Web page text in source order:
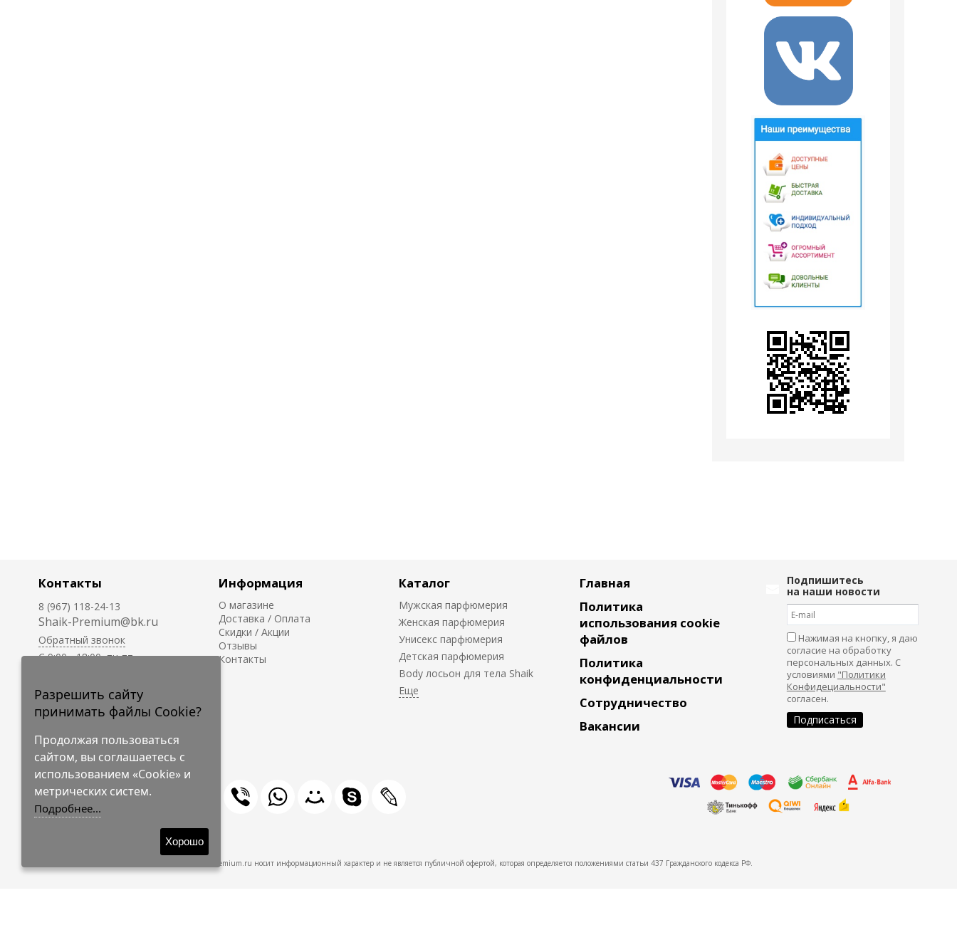
Контакты
8 (967) 118-24-13
Shaik-Premium@bk.ru
Обратный звонок
C 9:00 - 18:00, пн-пт
круглосуточно.
Информация
О магазине
Доставка / Оплата
Скидки / Акции
Отзывы
Контакты
Каталог
Мужская парфюмерия
Женская парфюмерия
Унисекс парфюмерия
Детская парфюмерия
Body лосьон для тела Shaik
Главная
Политика
использования cookie
файлов
Политика
конфиденциальности
Сотрудничество
Вакансии
Подпишитесь
на наши новости
Нажимая на кнопку, я даю
согласие на обработку
персональных данных. С
условиями "Политики
Конфидециальности"
согласен.
© 2009-2026 Shaik-Premium
Shaik-Premium.ru носит информационный характер и не является публичной офертой, которая определяется положениями статьи 437 Гражданского кодекса РФ.
Разрешить сайту
принимать файлы Cookie?
Продолжая пользоваться
сайтом, вы соглашаетесь с
использованием «Cookie» и
метрических систем.
Подробнее...
Хорошо